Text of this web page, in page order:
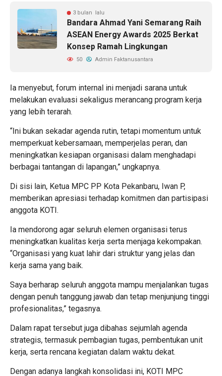
3 bulan lalu
Bandara Ahmad Yani Semarang Raih
ASEAN Energy Awards 2025 Berkat
Konsep Ramah Lingkungan
50 Admin Faktanusantara
Ia menyebut, forum internal ini menjadi sarana untuk
melakukan evaluasi sekaligus merancang program kerja
yang lebih terarah.
“Ini bukan sekadar agenda rutin, tetapi momentum untuk
memperkuat kebersamaan, memperjelas peran, dan
meningkatkan kesiapan organisasi dalam menghadapi
berbagai tantangan di lapangan,” ungkapnya.
Di sisi lain, Ketua MPC PP Kota Pekanbaru, Iwan P,
memberikan apresiasi terhadap komitmen dan partisipasi
anggota KOTI.
Ia mendorong agar seluruh elemen organisasi terus
meningkatkan kualitas kerja serta menjaga kekompakan.
“Organisasi yang kuat lahir dari struktur yang jelas dan
kerja sama yang baik.
Saya berharap seluruh anggota mampu menjalankan tugas
dengan penuh tanggung jawab dan tetap menjunjung tinggi
profesionalitas,” tegasnya.
Dalam rapat tersebut juga dibahas sejumlah agenda
strategis, termasuk pembagian tugas, pembentukan unit
kerja, serta rencana kegiatan dalam waktu dekat.
Dengan adanya langkah konsolidasi ini, KOTI MPC